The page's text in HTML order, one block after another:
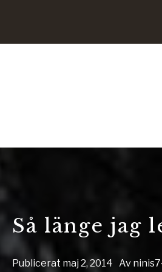
Så länge jag
Publicerat maj 2, 2014 Av